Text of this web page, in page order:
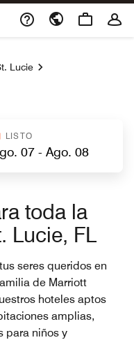
Lucie
LISTO
toda la
Lucie, FL
seres queridos en
de Marriott
hoteles aptos
amplias,
para niños y